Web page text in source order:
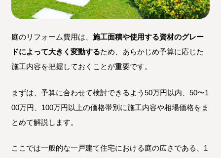
庭のリフォーム費用は、 施工面積や使用する資材のグレー
ドによって大きく変動するため、あらかじめ予算に応じた
施工内容を把握しておくことが重要です。
まずは、予算に合わせて検討できるよう50万円以内、50〜1
00万円、100万円以上の価格帯別に施工内容や相場価格をま
とめて解説します。
ここでは一般的な一戸建て住宅における庭の広さである、1